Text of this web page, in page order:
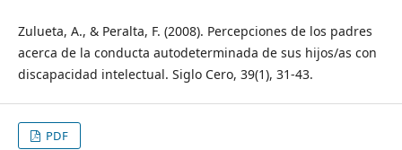
Zulueta, A., & Peralta, F. (2008). Percepciones de los padres
acerca de la conducta autodeterminada de sus hijos/as con
discapacidad intelectual. Siglo Cero, 39(1), 31-43.
PDF